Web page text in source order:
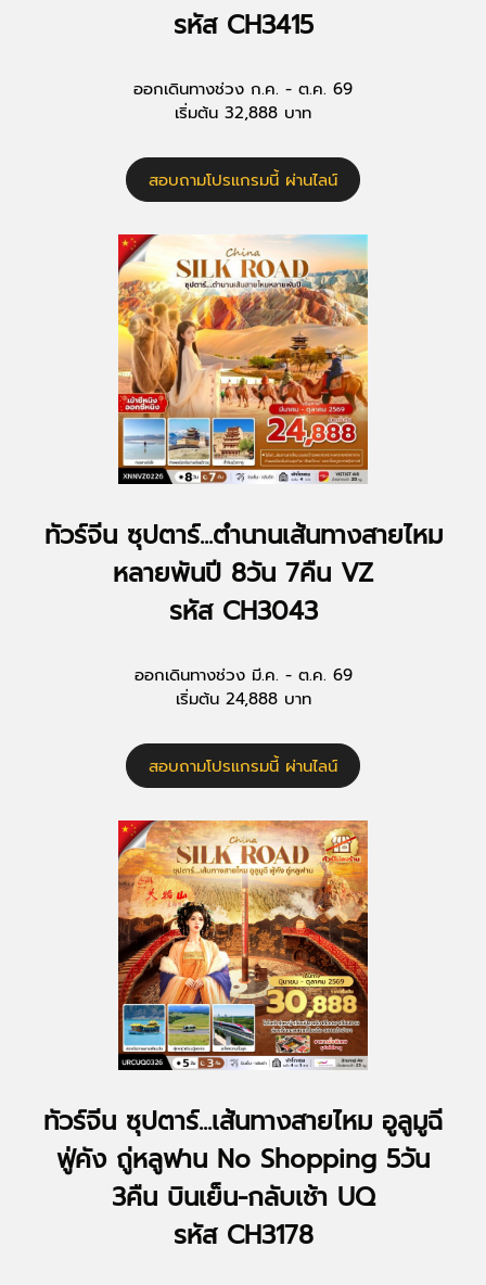
รหัส CH3415
ออกเดินทางช่วง ก.ค. - ต.ค. 69
เริ่มต้น 32,888 บาท
สอบถามโปรแกรมนี้ ผ่านไลน์
ทัวร์จีน ซุปตาร์...ตำนานเส้นทางสายไหม
หลายพันปี 8วัน 7คืน VZ
รหัส CH3043
ออกเดินทางช่วง มี.ค. - ต.ค. 69
เริ่มต้น 24,888 บาท
สอบถามโปรแกรมนี้ ผ่านไลน์
ทัวร์จีน ซุปตาร์...เส้นทางสายไหม อูลูมูฉี
ฟู่คัง ถู่หลูฟาน No Shopping 5วัน
3คืน บินเย็น-กลับเช้า UQ
รหัส CH3178